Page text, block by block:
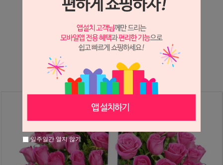
상세 정보를 확대해 보실 수 있습니다.
※ 필독해주세요 ※
는 시세 변동에 따라 가격이 달라질 수 있으니
문의 후 주문 바랍니다.
일주일간 열지 않기